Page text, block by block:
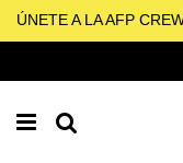
ÚNETE A LA AFP